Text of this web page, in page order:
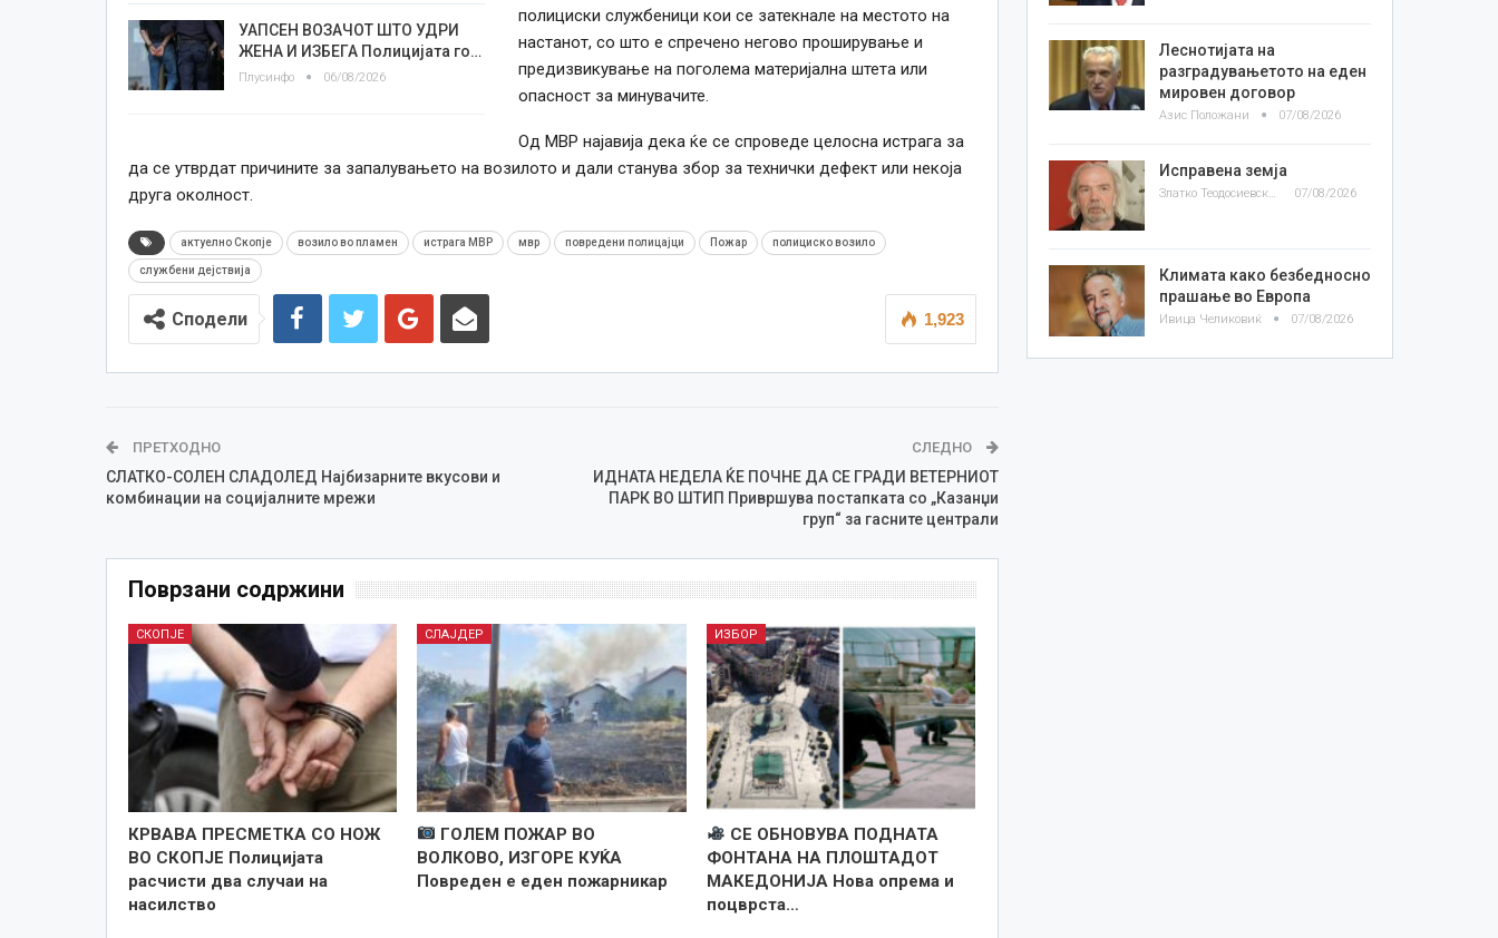
УАПСЕН ВОЗАЧОТ ШТО УДРИ
ЖЕНА И ИЗБЕГА Полицијата го…
Плусинфо 06/08/2026
полициски службеници кои се затекнале на местото на
настанот, со што е спречено негово проширување и
предизвикување на поголема материјална штета или
опасност за минувачите.
Од МВР најавија дека ќе се спроведе целосна истрага за
да се утврдат причините за запалувањето на возилото и дали станува збор за технички дефект или некоја
друга околност.
актуелно Скопје возило во пламен истрага МВР мвр повредени полицајци Пожар полициско возило
службени дејствија
1,923
Сподели
ПРЕТХОДНО
СЛАТКО-СОЛЕН СЛАДОЛЕД Најбизарните вкусови и
комбинации на социјалните мрежи
СЛЕДНО
ИДНАТА НЕДЕЛА ЌЕ ПОЧНЕ ДА СЕ ГРАДИ ВЕТЕРНИОТ
ПАРК ВО ШТИП Привршува постапката со „Казанџи
груп“ за гасните централи
Поврзани содржини
СКОПЈЕ
КРВАВА ПРЕСМЕТКА СО НОЖ
ВО СКОПЈЕ Полицијата
расчисти два случаи на
насилство
СЛАЈДЕР
ГОЛЕМ ПОЖАР ВО
ВОЛКОВО, ИЗГОРЕ КУЌА
Повреден е еден пожарникар
ИЗБОР
СЕ ОБНОВУВА ПОДНАТА
ФОНТАНА НА ПЛОШТАДОТ
МАКЕДОНИЈА Нова опрема и
поцврста…
Леснотијата на
разградувањетото на еден
мировен договор
Азис Положани 07/08/2026
Исправена земја
Златко Теодосиевски 07/08/2026
Климата како безбедносно
прашање во Европа
Ивица Челиковиќ 07/08/2026